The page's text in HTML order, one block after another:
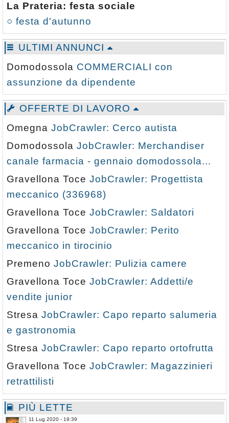
La Prateria: festa sociale
○ festa d'autunno
ULTIMI ANNUNCI
Domodossola COMMERCIALI con
assunzione da dipendente
OFFERTE DI LAVORO
Omegna JobCrawler: Cerco autista
Domodossola JobCrawler: Merchandiser
canale farmacia - gennaio domodossola...
Gravellona Toce JobCrawler: Progettista
meccanico (336968)
Gravellona Toce JobCrawler: Saldatori
Gravellona Toce JobCrawler: Perito
meccanico in tirocinio
Premeno JobCrawler: Pulizia camere
Gravellona Toce JobCrawler: Addetti/e
vendite junior
Stresa JobCrawler: Capo reparto salumeria
e gastronomia
Stresa JobCrawler: Capo reparto ortofrutta
Gravellona Toce JobCrawler: Magazzinieri
retrattilisti
PIÙ LETTE
11 Lug 2020 - 19:39